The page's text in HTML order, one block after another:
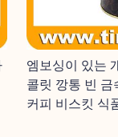
엠보싱이 있는
콜릿 깡통 빈 금
커피 비스킷 식